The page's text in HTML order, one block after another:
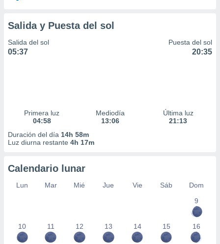
Salida y Puesta del sol
Salida del sol
05:37
Puesta del sol
20:35
Primera luz
04:58
Mediodía
13:06
Última luz
21:13
Duración del día 14h 58m
Luz diurna restante 4h 17m
Calendario lunar
Lun Mar Mié Jue Vie Sáb
Dom
9
10 11 12 13 14 15 16